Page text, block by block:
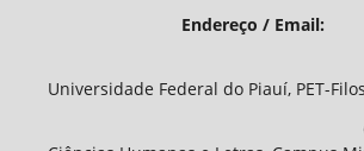
Endereço / Email:
Universidade Federal do Piauí, PET-
Centro